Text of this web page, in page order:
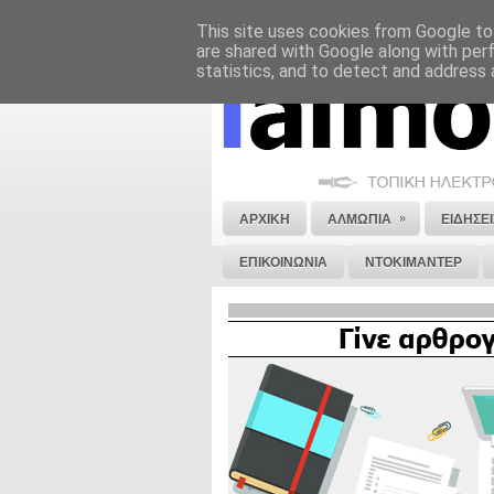
ΝΟΜΙΚΗ ΣΗΜΕΙΩΣΗ ΔΙΑΦΗΜΙΣΗ
ΑΡΧΙΚΗ ΑΛΜΩΠΙΑ »
ΕΠΙΚΟΙΝΩΝΙΑ ΝΤΟΚΙΜΑΝΤΕΡ
This site uses cookies from Google
are shared with Google along with
statistics, and to detect and address